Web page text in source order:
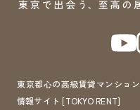
東京都心の高級賃貸マンショ
情報サイト [TOKYO RENT]